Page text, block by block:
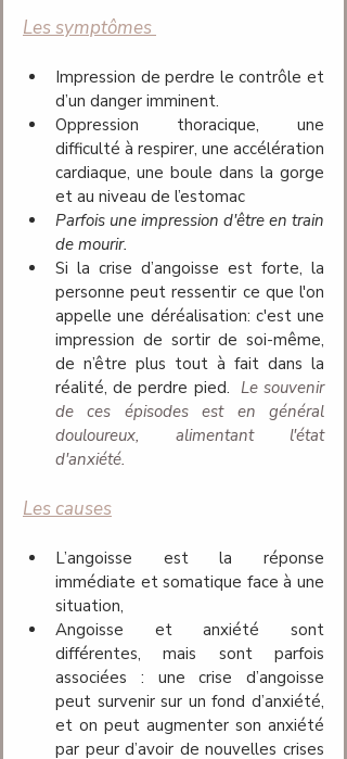
Les symptômes
Impression de perdre le contrôle et
d’un danger imminent.
Oppression thoracique, une
difficulté à respirer, une accélération
cardiaque, une boule dans la gorge
et au niveau de l’estomac
Parfois une impression d'être en train
de mourir.
Si la crise d’angoisse est forte, la
personne peut ressentir ce que l'on
appelle une déréalisation: c'est une
impression de sortir de soi-même,
de n’être plus tout à fait dans la
réalité, de perdre pied. Le souvenir
de ces épisodes est en général
douloureux, alimentant l'état
d'anxiété.
Les causes
L’angoisse est la réponse
immédiate et somatique face à une
situation,
Angoisse et anxiété sont
différentes, mais sont parfois
associées : une crise d’angoisse
peut survenir sur un fond d’anxiété,
et on peut augmenter son anxiété
par peur d’avoir de nouvelles crises